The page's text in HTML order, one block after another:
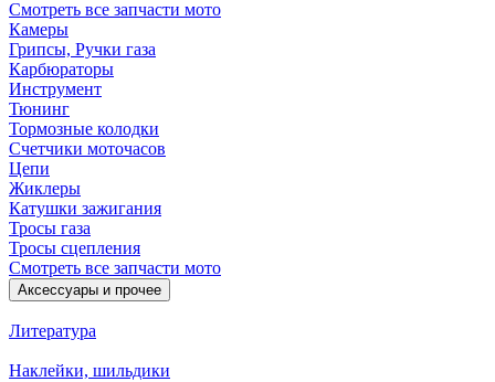
Смотреть все запчасти мото
Камеры
Грипсы, Ручки газа
Карбюраторы
Инструмент
Тюнинг
Тормозные колодки
Счетчики моточасов
Цепи
Жиклеры
Катушки зажигания
Тросы газа
Тросы сцепления
Смотреть все запчасти мото
Аксессуары и прочее
Литература
Наклейки, шильдики